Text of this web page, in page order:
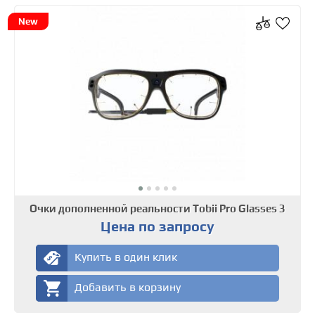
New
Очки дополненной реальности Tobii Pro Glasses 3
Цена по запросу
Купить в один клик
Добавить в корзину